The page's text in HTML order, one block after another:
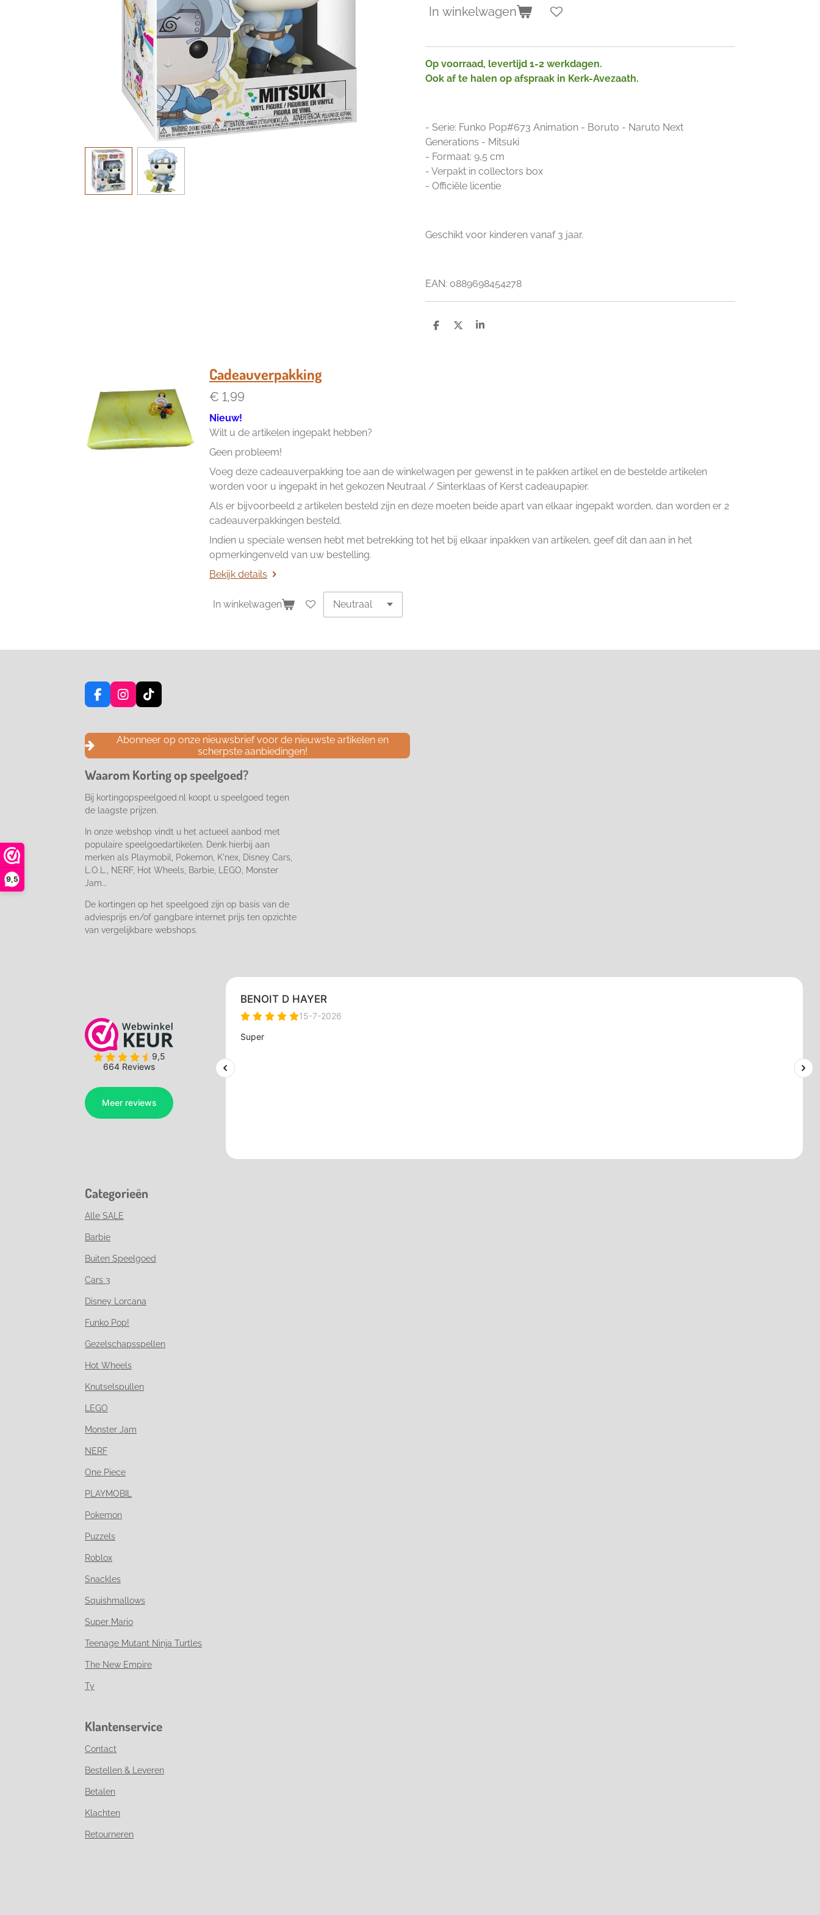
9,5
In winkelwagen
Op voorraad, levertijd 1-2 werkdagen.
Ook af te halen op afspraak in Kerk-Avezaath.
- Serie: Funko Pop#673 Animation - Boruto - Naruto Next
Generations - Mitsuki
- Formaat: 9,5 cm
- Verpakt in collectors box
- Officiële licentie
Geschikt voor kinderen vanaf 3 jaar.
EAN: 0889698454278
D
D
S
Cadeauverpakking
€ 1,99
Nieuw!
Wilt u de artikelen ingepakt hebben?
Geen probleem!
Voeg deze cadeauverpakking toe aan de winkelwagen per gewenst in te pakken artikel en de bestelde artikelen
worden voor u ingepakt in het gekozen Neutraal / Sinterklaas of Kerst cadeaupapier.
Als er bijvoorbeeld 2 artikelen besteld zijn en deze moeten beide apart van elkaar ingepakt worden, dan worden er 2
cadeauverpakkingen besteld.
Indien u speciale wensen hebt met betrekking tot het bij elkaar inpakken van artikelen, geef dit dan aan in het
opmerkingenveld van uw bestelling.
Bekijk details
In winkelwagen
F
a
e
o
k
I
n
t
a
g
a
T
i
T
o
k
Abonneer op onze nieuwsbrief voor de nieuwste artikelen en
scherpste aanbiedingen!
Waarom Korting op speelgoed?
Bij kortingopspeelgoed.nl koopt u speelgoed tegen
de laagste prijzen.
In onze webshop vindt u het actueel aanbod met
populaire speelgoedartikelen. Denk hierbij aan
merken als Playmobil, Pokemon, K'nex, Disney Cars,
L.O.L., NERF, Hot Wheels, Barbie, LEGO, Monster
Jam...
De kortingen op het speelgoed zijn op basis van de
adviesprijs en/of gangbare internet prijs ten opzichte
van vergelijkbare webshops.
Categorieën
Alle SALE
Barbie
Buiten Speelgoed
Cars 3
Disney Lorcana
Funko Pop!
Gezelschapsspellen
Hot Wheels
Knutselspullen
LEGO
Monster Jam
NERF
One Piece
PLAYMOBIL
Pokemon
Puzzels
Roblox
Snackles
Squishmallows
Super Mario
Teenage Mutant Ninja Turtles
The New Empire
Ty
Klantenservice
Contact
Bestellen & Leveren
Betalen
Klachten
Retourneren